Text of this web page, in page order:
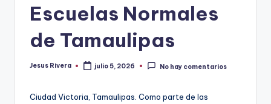
Escuelas Normales
de Tamaulipas
Publicado
Jesus Rivera julio 5, 2026 No hay comentarios
Ciudad Victoria, Tamaulipas. Como parte de las